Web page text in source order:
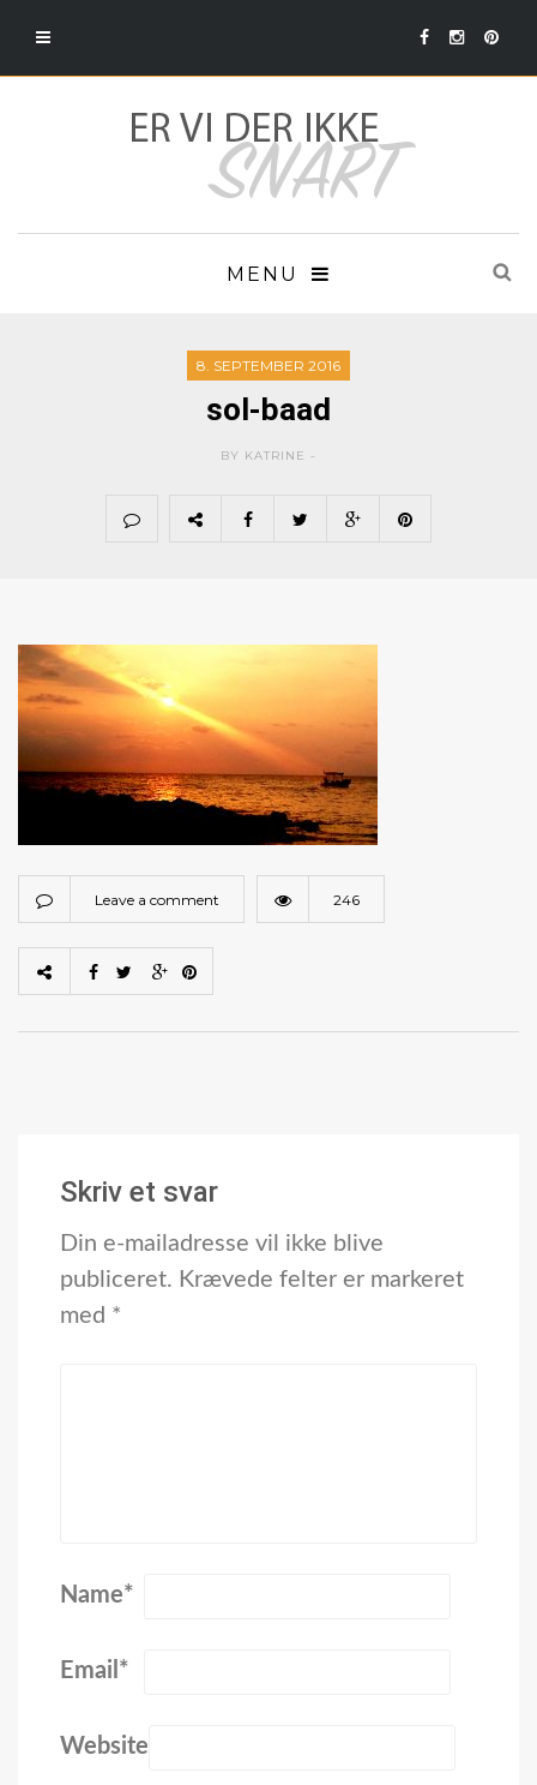
MENU
8. SEPTEMBER 2016
sol-baad
BY KATRINE -
Leave a comment 246
Skriv et svar
Din e-mailadresse vil ikke blive
publiceret. Krævede felter er markeret
med *
Name*
Email *
Website